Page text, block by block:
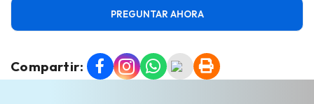
PREGUNTAR AHORA
Compartir: